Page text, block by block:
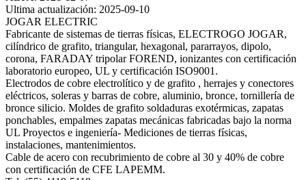
Ultima actualización: 2025-09-10
JOGAR ELECTRIC
Fabricante de sistemas de tierras físicas, ELECTROGO JOGAR,
cilíndrico de grafito, triangular, hexagonal, pararrayos, dipolo,
corona, FARADAY tripolar FOREND, ionizantes con certificación
laboratorio europeo, UL y certificación ISO9001.
Electrodos de cobre electrolítico y de grafito , herrajes y conectores
eléctricos, soleras y barras de cobre, aluminio, bronce, tornillería de
bronce silicio. Moldes de grafito soldaduras exotérmicas, zapatas
ponchables, empalmes zapatas mecánicas fabricadas bajo la norma
UL Proyectos e ingeniería- Mediciones de tierras físicas,
instalaciones, mantenimientos.
Cable de acero con recubrimiento de cobre al 30 y 40% de cobre
con certificación de CFE LAPEMM.